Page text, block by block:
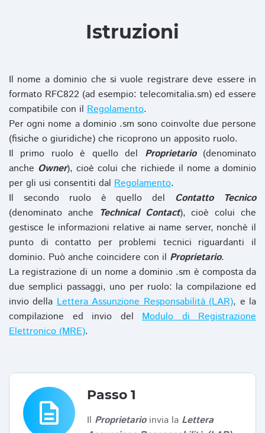
Istruzioni
Il nome a dominio che si vuole registrare deve essere in
formato RFC822 (ad esempio: telecomitalia.sm) ed essere
compatibile con il Regolamento.
Per ogni nome a dominio .sm sono coinvolte due persone
(fisiche o giuridiche) che ricoprono un apposito ruolo.
Il primo ruolo è quello del Proprietario(denominato
anche Owner), cioè colui che richiede il nome a dominio
per gli usi consentiti dal Regolamento.
Il secondo ruolo è quello del Contatto Tecnico
(denominato anche Technical Contact), cioè colui che
gestisce le informazioni relative ai name server, nonchè il
punto di contatto per problemi tecnici riguardanti il
dominio. Può anche coincidere con il Proprietario.
La registrazione di un nome a dominio .sm è composta da
due semplici passaggi, uno per ruolo: la compilazione ed
invio dellaLettera Assunzione Responsabilità (LAR), e la
compilazione ed invio del Modulo di Registrazione
Elettronico (MRE).
description
Passo 1
Il Proprietarioinvia la Lettera